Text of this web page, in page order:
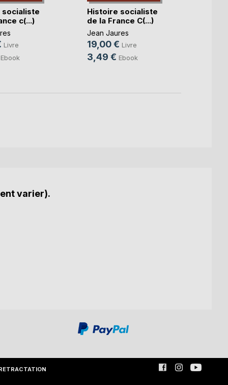
c(...)
Livre
Ebook
Histoire socialiste
de la France C(...)
Jean Jaures
19,00 € Livre
3,49 € Ebook
varier).